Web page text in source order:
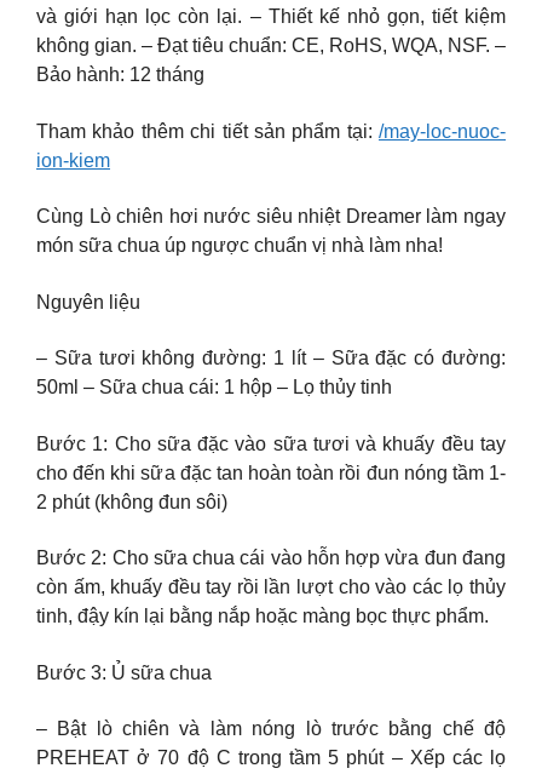
và giới hạn lọc còn lại. – Thiết kế nhỏ gọn, tiết kiệm
không gian. – Đạt tiêu chuẩn: CE, RoHS, WQA, NSF. –
Bảo hành: 12 tháng
Tham khảo thêm chi tiết sản phẩm tại: /may-loc-nuoc-
ion-kiem
Cùng Lò chiên hơi nước siêu nhiệt Dreamer làm ngay
món sữa chua úp ngược chuẩn vị nhà làm nha!
Nguyên liệu
– Sữa tươi không đường: 1 lít – Sữa đặc có đường:
50ml – Sữa chua cái: 1 hộp – Lọ thủy tinh
Bước 1: Cho sữa đặc vào sữa tươi và khuấy đều tay
cho đến khi sữa đặc tan hoàn toàn rồi đun nóng tầm 1-
2 phút (không đun sôi)
Bước 2: Cho sữa chua cái vào hỗn hợp vừa đun đang
còn ấm, khuấy đều tay rồi lần lượt cho vào các lọ thủy
tinh, đậy kín lại bằng nắp hoặc màng bọc thực phẩm.
Bước 3: Ủ sữa chua
– Bật lò chiên và làm nóng lò trước bằng chế độ
PREHEAT ở 70 độ C trong tầm 5 phút – Xếp các lọ